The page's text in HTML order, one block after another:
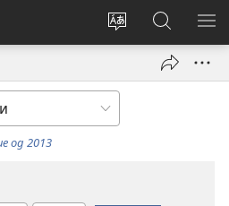
Смени
јазикот
на
страницата
Најави
се
window)
на
JW.ORG/
од 2013